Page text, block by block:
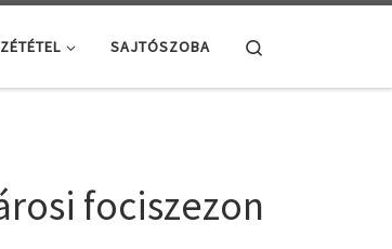
SAJTÓSZOBA
fociszezon